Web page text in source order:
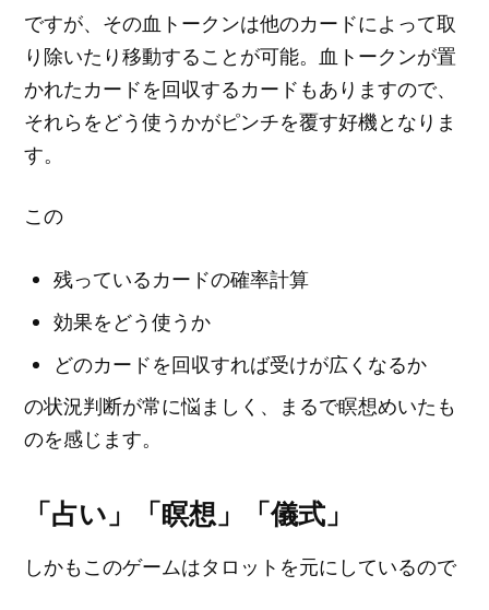
ですが、その血トークンは他のカードによって取
り除いたり移動することが可能。血トークンが置
かれたカードを回収するカードもありますので、
それらをどう使うかがピンチを覆す好機となりま
す。
この
残っているカードの確率計算
効果をどう使うか
どのカードを回収すれば受けが広くなるか
の状況判断が常に悩ましく、まるで瞑想めいたも
のを感じます。
「占い」「瞑想」「儀式」
しかもこのゲームはタロットを元にしているので